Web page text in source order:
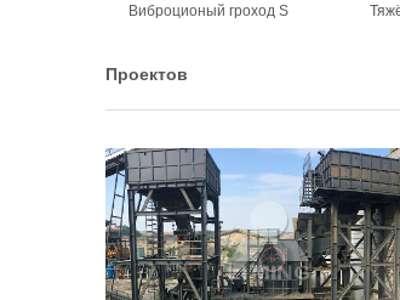
Виброционый гроход S
Проектов